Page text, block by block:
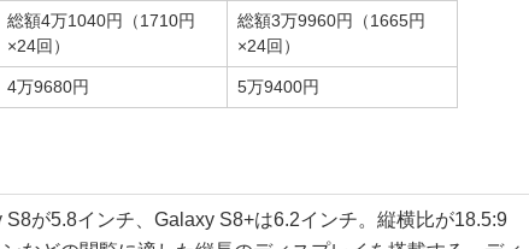
総額4万1040円（1710円
×24回）
総額3万9960円（1665円
×24回）
4万9680円 5万9400円
が5.8インチ、Galaxy S8+は6.2インチ。縦横比が18.5:9